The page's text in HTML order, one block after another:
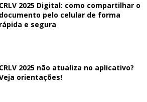
CRLV 2025 Digital: como compartilhar o
documento pelo celular de forma
rápida e segura
CRLV 2025 não atualiza no aplicativo?
orientações!